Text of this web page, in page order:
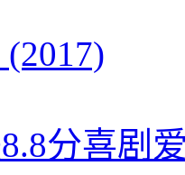
分喜剧